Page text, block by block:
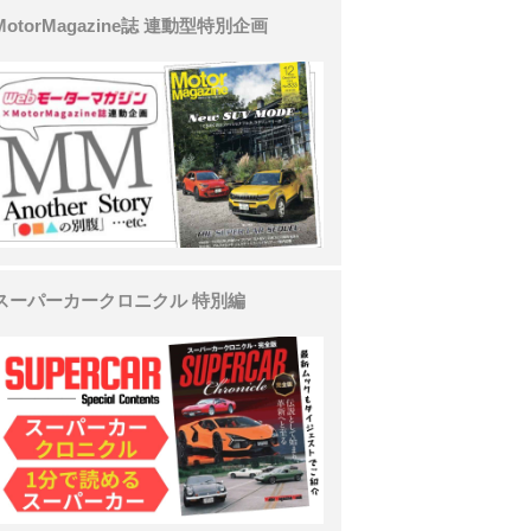
誌 連動型特別企画
ーパーカークロニクル 特別編